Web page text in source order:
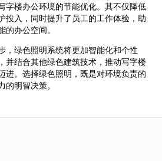
字楼办公环境的节能优化。其不仅降低
投入，同时提升了员工的工作体验，助
的办公空间。
，绿色照明系统将更加智能化和个性
并结合其他绿色建筑技术，推动写字楼
进。选择绿色照明，既是对环境负责的
的明智决策。